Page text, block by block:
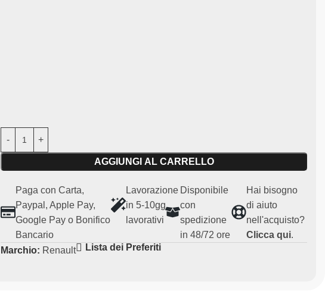
prestazioni del proprio veicolo in ambito sportivo, senza compromettere
il design della propria auto.
AGGIUNGI AL CARRELLO
Paga con Carta,
Paypal, Apple Pay,
Google Pay o Bonifico
Bancario
Lavorazione
in 5-10gg
lavorativi
Disponibile
con
spedizione
in 48/72 ore
Hai bisogno
di aiuto
nell'acquisto?
Clicca qui.
Marchio: Renault Lista dei Preferiti